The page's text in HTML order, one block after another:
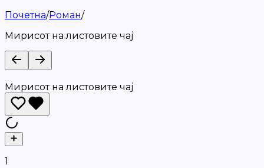
Почетна/Роман/
Мирисот на листовите чај
Мирисот на листовите чај
1